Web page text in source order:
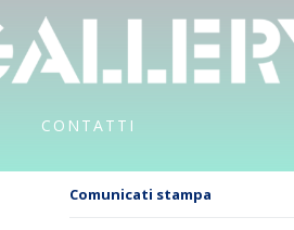
CONTATTI
Comunicati stampa